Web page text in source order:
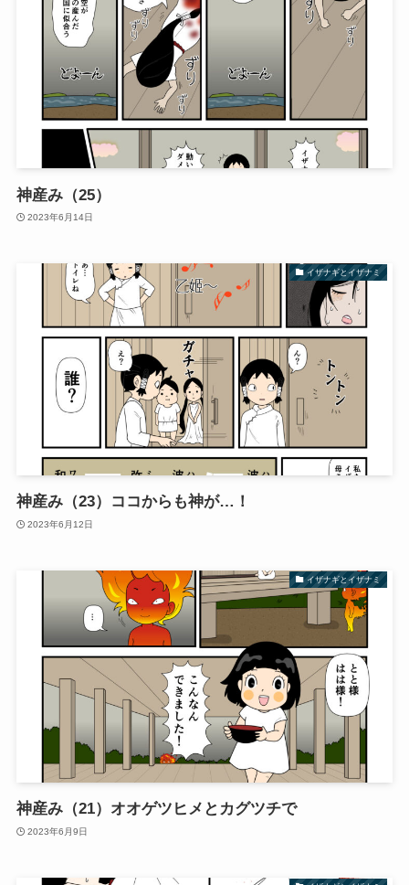
神産み（25）
2023年6月14日
イザナギとイザナミ
神産み（23）ココからも神が…！
2023年6月12日
イザナギとイザナミ
神産み（21）オオゲツヒメとカグツチで
2023年6月9日